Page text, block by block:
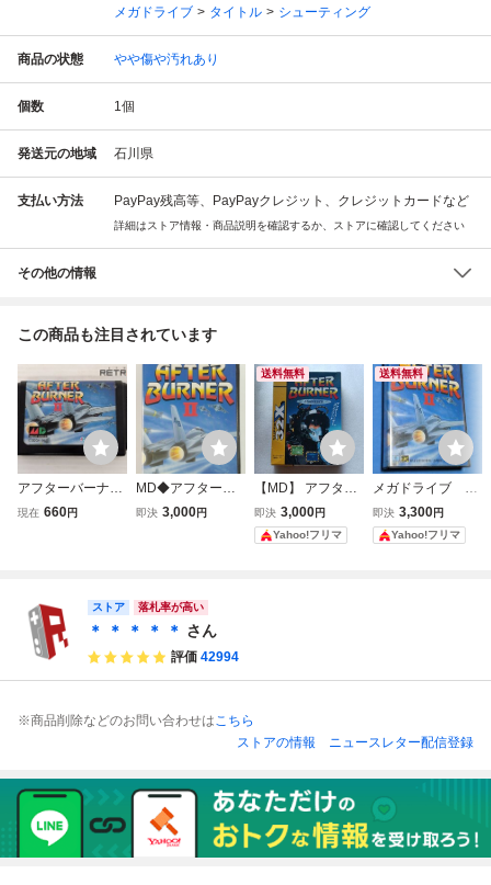
メガドライブ
タイトル シューティング
商品の状態 やや傷や汚れあり
個数 1個
発送元の地域 石川県
支払い方法 PayPay残高等、PayPayクレジット、クレジットカードなど
詳細はストア情報・商品説明を確認するか、ストアに確認してください
その他の情報
この商品も注目されています
アフターバーナー
2 メガドライブ M
現在 660円
MD◆アフターバ
ーナーⅡ◆箱説あ
即決 3,000円
送料無料
【MD】 アフター
バーナー コンプリ
ート 【32X】箱の
み
即決 3,000円
Yahoo!フリマ
送料無料
メガドライブ ア
フターバーナーⅡ
即決 3,300円
Yahoo!フリマ
ストア 落札率が高い
＊ ＊ ＊ ＊ ＊ さん
評価 42994
※商品削除などのお問い合わせはこちら
ストアの情報
ニュースレター配信登録